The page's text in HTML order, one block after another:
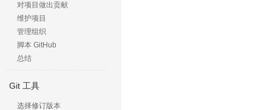
对项目做出贡献
维护项目
管理组织
脚本 GitHub
总结
Git 工具
选择修订版本